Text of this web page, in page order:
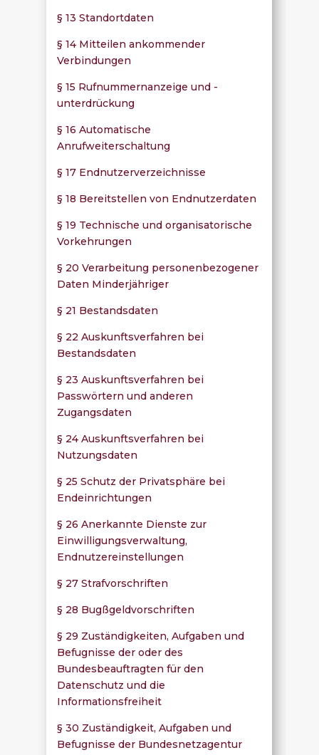
§ 13 Standortdaten
§ 14 Mitteilen ankommender
Verbindungen
§ 15 Rufnummernanzeige und -
unterdrückung
§ 16 Automatische
Anrufweiterschaltung
§ 17 Endnutzerverzeichnisse
§ 18 Bereitstellen von Endnutzerdaten
§ 19 Technische und organisatorische
Vorkehrungen
§ 20 Verarbeitung personenbezogener
Daten Minderjähriger
§ 21 Bestandsdaten
§ 22 Auskunftsverfahren bei
Bestandsdaten
§ 23 Auskunftsverfahren bei
Passwörtern und anderen
Zugangsdaten
§ 24 Auskunftsverfahren bei
Nutzungsdaten
§ 25 Schutz der Privatsphäre bei
Endeinrichtungen
§ 26 Anerkannte Dienste zur
Einwilligungsverwaltung,
Endnutzereinstellungen
§ 27 Strafvorschriften
§ 28 Bugßgeldvorschriften
§ 29 Zuständigkeiten, Aufgaben und
Befugnisse der oder des
Bundesbeauftragten für den
Datenschutz und die
Informationsfreiheit
§ 30 Zuständigkeit, Aufgaben und
Befugnisse der Bundesnetzagentur